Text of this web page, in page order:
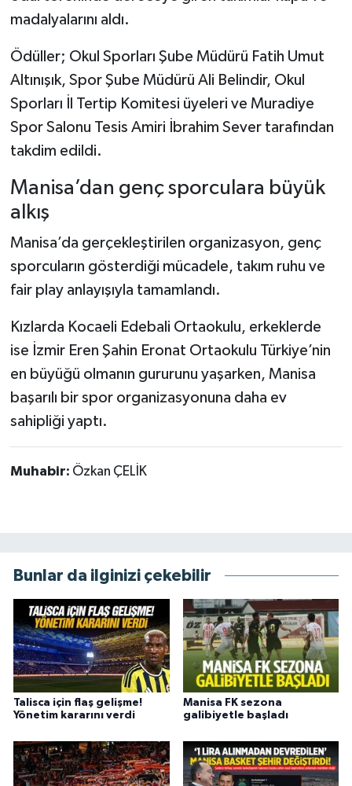
madalyalarını aldı.
Ödüller; Okul Sporları Şube Müdürü Fatih Umut
Altınışık, Spor Şube Müdürü Ali Belindir, Okul
Sporları İl Tertip Komitesi üyeleri ve Muradiye
Spor Salonu Tesis Amiri İbrahim Sever tarafından
takdim edildi.
Manisa’dan genç sporculara büyük
alkış
Manisa’da gerçekleştirilen organizasyon, genç
sporcuların gösterdiği mücadele, takım ruhu ve
fair play anlayışıyla tamamlandı.
Kızlarda Kocaeli Edebali Ortaokulu, erkeklerde
ise İzmir Eren Şahin Eronat Ortaokulu Türkiye’nin
en büyüğü olmanın gururunu yaşarken, Manisa
başarılı bir spor organizasyonuna daha ev
sahipliği yaptı.
Muhabir: Özkan ÇELİK
Bunlar da ilginizi çekebilir
Talisca için flaş gelişme!
Yönetim kararını verdi
Manisa FK sezona
galibiyetle başladı